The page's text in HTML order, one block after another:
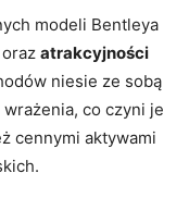
modeli‌ Bentleya
oraz atrakcyjności
⁢niesie ze sobą
co ⁢czyni⁣ je
cennymi aktywami